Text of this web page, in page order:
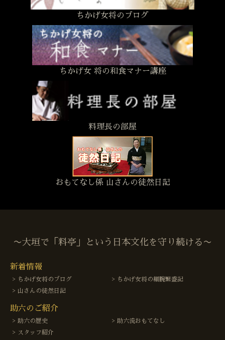
ちかげ女将のブログ
ちかげ女 将の和食マナー講座
料理長の部屋
おもてなし係 山さんの徒然日記
〜大垣で「料亭」という日本文化を守り続ける〜
新着情報
ちかげ女将のブログ
ちかげ女将の細腕繁盛記
山さんの徒然日記
助六のご紹介
助六の歴史
助六流おもてなし
スタッフ紹介